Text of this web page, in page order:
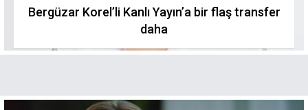
Bergüzar Korel’li Kanlı Yayın’a bir flaş transfer
daha